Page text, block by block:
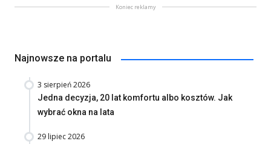
Koniec reklamy
Najnowsze na portalu
3 sierpień 2026
Jedna decyzja, 20 lat komfortu albo kosztów. Jak
wybrać okna na lata
29 lipiec 2026